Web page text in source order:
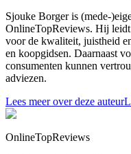
Sjouke Borger is (mede-
OnlineTopReviews. Hij
voor de kwaliteit, juistheid
en koopgidsen. Daarnaast
consumenten kunnen
adviezen.
Lees meer over deze auteur
OnlineTopReviews